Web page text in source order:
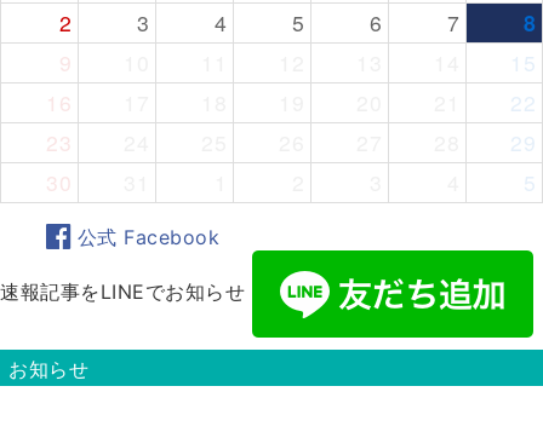
2
3 4 5 6 7
8
9
15
16
22
23
29
30
5
公式 Facebook
速報記事をLINEでお知らせ
お知らせ